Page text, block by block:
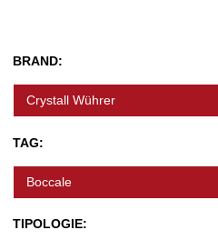
BRAND:
Crystall Wührer
TAG:
Boccale
TIPOLOGIE: